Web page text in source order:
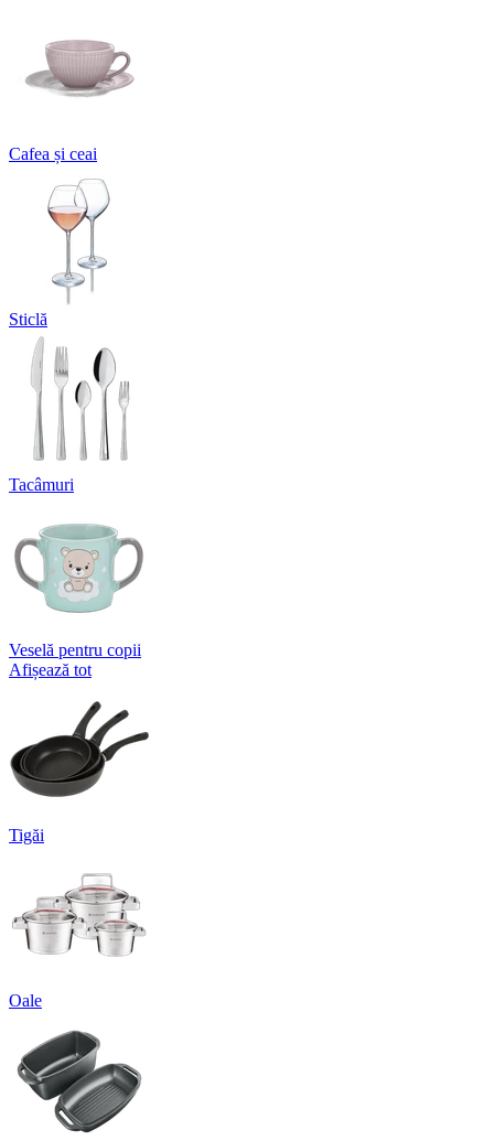
Cafea și ceai
Sticlă
Tacâmuri
Veselă pentru copii
Afișează tot
Tigăi
Oale